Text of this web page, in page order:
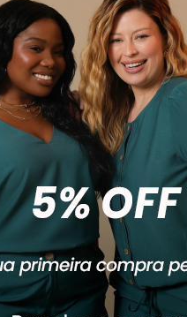
CALÇA FEMININO RETA JEANS
R$ 284,90
Em até5 sem juros